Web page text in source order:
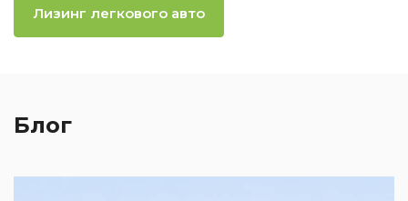
Лизинг легкового авто
Блог